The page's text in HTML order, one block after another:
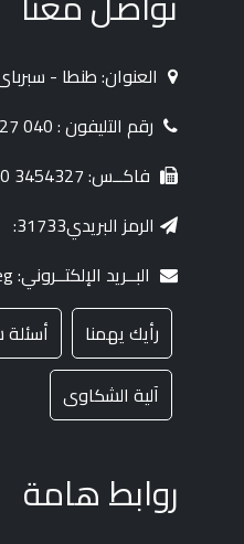
العنوان: طنطا -
رقم التليفون : 040 3454327 2+
فاكــس: 3454327 040 2+
الرمز البريدي31733:
البــريد الإلكتــروني: dean@art.tanta.edu.eg
رأيك يهمنا
آلية الشكاوى
روابط هامة